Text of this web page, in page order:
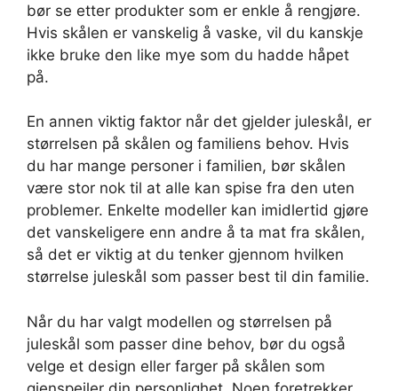
bør se etter produkter som er enkle å rengjøre.
Hvis skålen er vanskelig å vaske, vil du kanskje
ikke bruke den like mye som du hadde håpet
på.
En annen viktig faktor når det gjelder juleskål, er
størrelsen på skålen og familiens behov. Hvis
du har mange personer i familien, bør skålen
være stor nok til at alle kan spise fra den uten
problemer. Enkelte modeller kan imidlertid gjøre
det vanskeligere enn andre å ta mat fra skålen,
så det er viktig at du tenker gjennom hvilken
størrelse juleskål som passer best til din familie.
Når du har valgt modellen og størrelsen på
juleskål som passer dine behov, bør du også
velge et design eller farger på skålen som